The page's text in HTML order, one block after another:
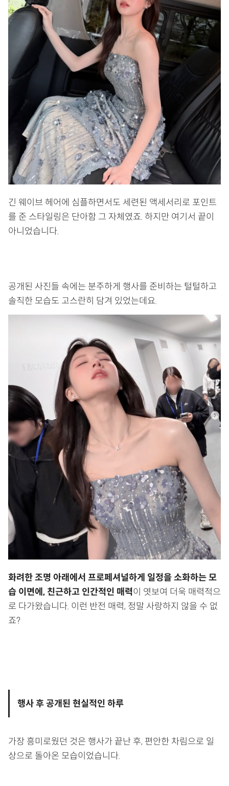
긴 웨이브 헤어에 심플하면서도 세련된 액세서리로 포인트
를 준 스타일링은 단아함 그 자체였죠. 하지만 여기서 끝이
아니었습니다.
공개된 사진들 속에는 분주하게 행사를 준비하는 털털하고
솔직한 모습도 고스란히 담겨 있었는데요.
화려한 조명 아래에서 프로페셔널하게 일정을 소화하는 모
습 이면에, 친근하고 인간적인 매력이 엿보여 더욱 매력적으
로 다가왔습니다. 이런 반전 매력, 정말 사랑하지 않을 수 없
죠?
행사 후 공개된 현실적인 하루
가장 흥미로웠던 것은 행사가 끝난 후, 편안한 차림으로 일
상으로 돌아온 모습이었습니다.